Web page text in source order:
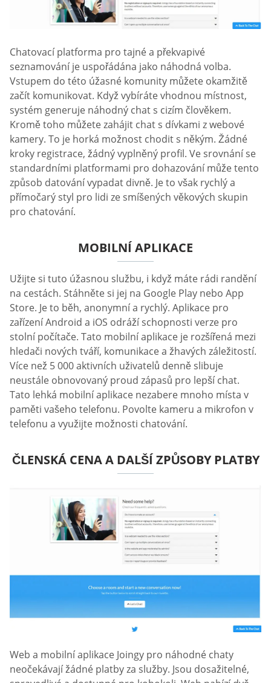
Chatovací platforma pro tajné a překvapivé
seznamování je uspořádána jako náhodná volba.
Vstupem do této úžasné komunity můžete okamžitě
začít komunikovat. Když vybíráte vhodnou místnost,
systém generuje náhodný chat s cizím člověkem.
Kromě toho můžete zahájit chat s dívkami z webové
kamery. To je horká možnost chodit s někým. Žádné
kroky registrace, žádný vyplněný profil. Ve srovnání se
standardními platformami pro dohazování může tento
způsob datování vypadat divně. Je to však rychlý a
přímočarý styl pro lidi ze smíšených věkových skupin
pro chatování.
MOBILNÍ APLIKACE
Užijte si tuto úžasnou službu, i když máte rádi randění
na cestách. Stáhněte si jej na Google Play nebo App
Store. Je to běh, anonymní a rychlý. Aplikace pro
zařízení Android a iOS odráží schopnosti verze pro
stolní počítače. Tato mobilní aplikace je rozšířená mezi
hledači nových tváří, komunikace a žhavých záležitostí.
Více než 5 000 aktivních uživatelů denně slibuje
neustále obnovovaný proud zápasů pro lepší chat.
Tato lehká mobilní aplikace nezabere mnoho místa v
paměti vašeho telefonu. Povolte kameru a mikrofon v
telefonu a využijte možnosti chatování.
ČLENSKÁ CENA A DALŠÍ ZPŮSOBY PLATBY
Web a mobilní aplikace Joingy pro náhodné chaty
neočekávají žádné platby za služby. Jsou dosažitelné,